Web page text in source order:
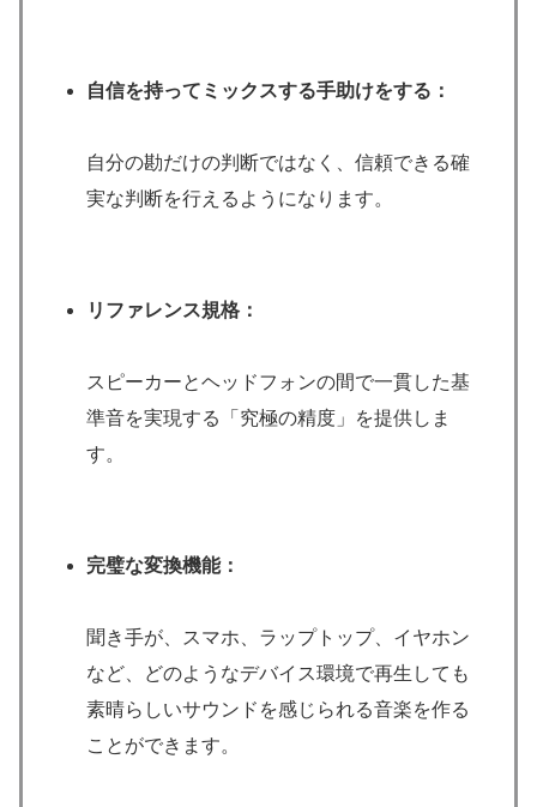
自信を持ってミックスする手助けをする：
自分の勘だけの判断ではなく、信頼できる確
実な判断を行えるようになります。
リファレンス規格：
スピーカーとヘッドフォンの間で一貫した基
準音を実現する「究極の精度」を提供しま
す。
完璧な変換機能：
聞き手が、スマホ、ラップトップ、イヤホン
など、どのようなデバイス環境で再生しても
素晴らしいサウンドを感じられる音楽を作る
ことができます。